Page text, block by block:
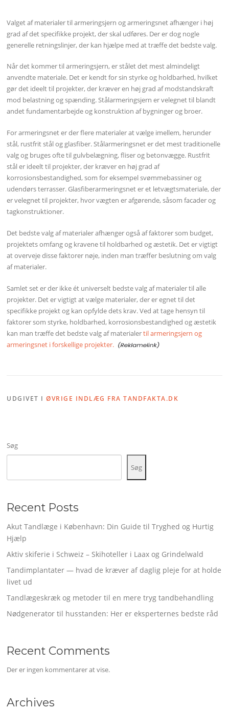
Valget af materialer til armeringsjern og armeringsnet afhænger i høj
grad af det specifikke projekt, der skal udføres. Der er dog nogle
generelle retningslinjer, der kan hjælpe med at træffe det bedste valg.
Når det kommer til armeringsjern, er stålet det mest almindeligt
anvendte materiale. Det er kendt for sin styrke og holdbarhed, hvilket
gør det ideelt til projekter, der kræver en høj grad af modstandskraft
mod belastning og spænding. Stålarmeringsjern er velegnet til blandt
andet fundamentarbejde og konstruktion af bygninger og broer.
For armeringsnet er der flere materialer at vælge imellem, herunder
stål, rustfrit stål og glasfiber. Stålarmeringsnet er det mest traditionelle
valg og bruges ofte til gulvbelægning, fliser og betonvægge. Rustfrit
stål er ideelt til projekter, der kræver en høj grad af
korrosionsbestandighed, som for eksempel svømmebassiner og
udendørs terrasser. Glasfiberarmeringsnet er et letvægtsmateriale, der
er velegnet til projekter, hvor vægten er afgørende, såsom facader og
tagkonstruktioner.
Det bedste valg af materialer afhænger også af faktorer som budget,
projektets omfang og kravene til holdbarhed og æstetik. Det er vigtigt
at overveje disse faktorer nøje, inden man træffer beslutning om valg
af materialer.
Samlet set er der ikke ét universelt bedste valg af materialer til alle
projekter. Det er vigtigt at vælge materialer, der er egnet til det
specifikke projekt og kan opfylde dets krav. Ved at tage hensyn til
faktorer som styrke, holdbarhed, korrosionsbestandighed og æstetik
kan man træffe det bedste valg af materialertil armeringsjern og
armeringsnet i forskellige projekter.
UDGIVET IØVRIGE INDLÆG FRA TANDFAKTA.DK
Søg
Søg
Recent Posts
Akut Tandlæge i København: Din Guide til Tryghed og Hurtig
Hjælp
Aktiv skiferie i Schweiz – Skihoteller i Laax og Grindelwald
Tandimplantater — hvad de kræver af daglig pleje for at holde
livet ud
Tandlægeskræk og metoder til en mere tryg tandbehandling
Nødgenerator til husstanden: Her er eksperternes bedste råd
Recent Comments
Der er ingen kommentarer at vise.
Archives